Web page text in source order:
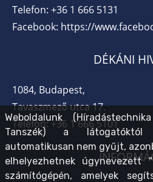
Telefon: +36 1 666 5131
Facebook: https://
DÉKÁNI
1084, Budapest,
Tavaszmező utca 17.
Telefon:+36 1 666 5101
Weboldalunk
Tanszék) a látogatóktól
automatikusan nem gyűjt,
elhelyezhetnek úgynevezett
számítógépén, amelyek